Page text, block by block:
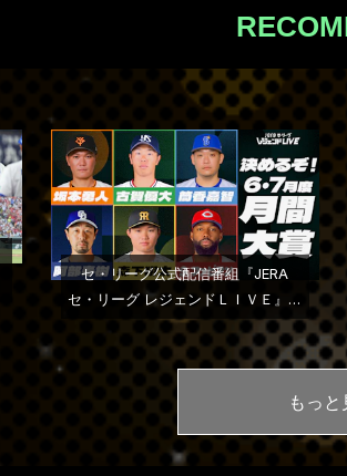
セ・リーグ公式配信番組『JERA
セ・リーグ レジェンドＬＩＶＥ』２
０２６年第５回配信
もっと